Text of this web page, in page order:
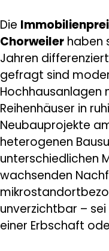
Die
Chorweiler haben
Jahren
gefragt sind
Hochhausanlagen
Reihenhäuser in
Neubauprojekte
heterogenen
unterschiedlichen
wachsenden
unverzichtbar –
einer Erbschaft